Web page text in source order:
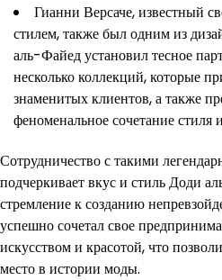
Гианни Версаче, известный
стилем, также был одним из
аль-Файед установил тесное
несколько коллекций, которые
знаменитых клиентов, а также
феноменальное сочетание стиля
Сотрудничество с такими
подчеркивает вкус и стиль Доди
стремление к созданию
успешно сочетал свое
искусством и красотой, что
место в истории моды.